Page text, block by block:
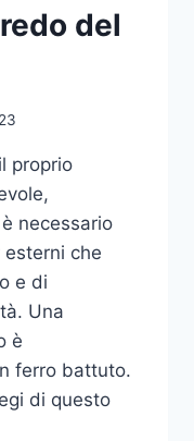
del
proprio
necessario
che
e di
Una
è
ferro battuto.
di questo